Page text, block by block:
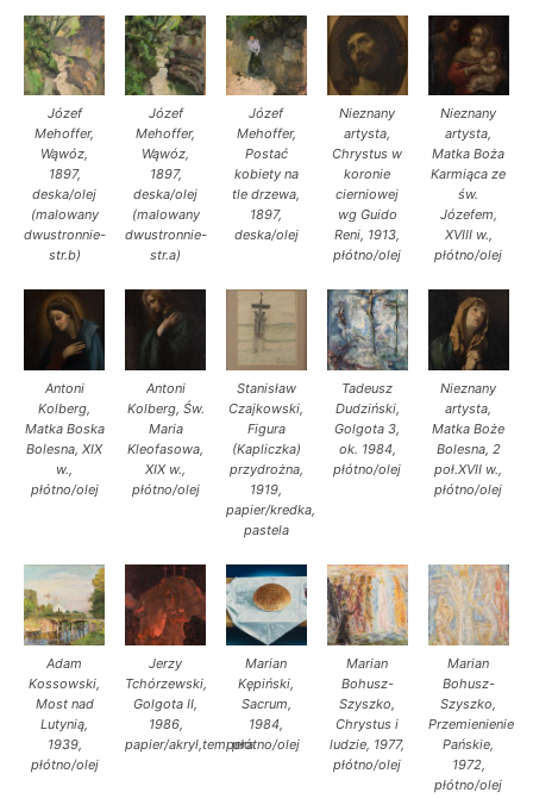
Józef
Mehoffer,
Wąwóz,
1897,
deska/olej
(malowany
dwustronnie-
str.b)
Józef
Mehoffer,
Wąwóz,
1897,
deska/olej
(malowany
dwustronnie-
str.a)
Józef
Mehoffer,
Postać
kobiety na
tle drzewa,
1897,
deska/olej
Nieznany
artysta,
Chrystus w
koronie
cierniowej
wg Guido
Reni, 1913,
płótno/olej
Nieznany
artysta,
Matka Boża
Karmiąca ze
św.
Józefem,
XVIII w.,
płótno/olej
Antoni
Kolberg,
Matka Boska
Bolesna, XIX
w.,
płótno/olej
Antoni
Kolberg, Św.
Maria
Kleofasowa,
XIX w.,
płótno/olej
Stanisław
Czajkowski,
Figura
(Kapliczka)
przydrożna,
1919,
papier/kredka,
pastela
Tadeusz
Dudziński,
Golgota 3,
ok. 1984,
płótno/olej
Nieznany
artysta,
Matka Boże
Bolesna, 2
poł.XVII w.,
płótno/olej
Adam
Kossowski,
Most nad
Lutynią,
1939,
płótno/olej
Jerzy
Tchórzewski,
Golgota II,
1986,
papier/akryl,tempera
Marian
Kępiński,
Sacrum,
1984,
płótno/olej
Marian
Bohusz-
Szyszko,
Chrystus i
ludzie, 1977,
płótno/olej
Marian
Bohusz-
Szyszko,
Przemienienie
Pańskie,
1972,
płótno/olej